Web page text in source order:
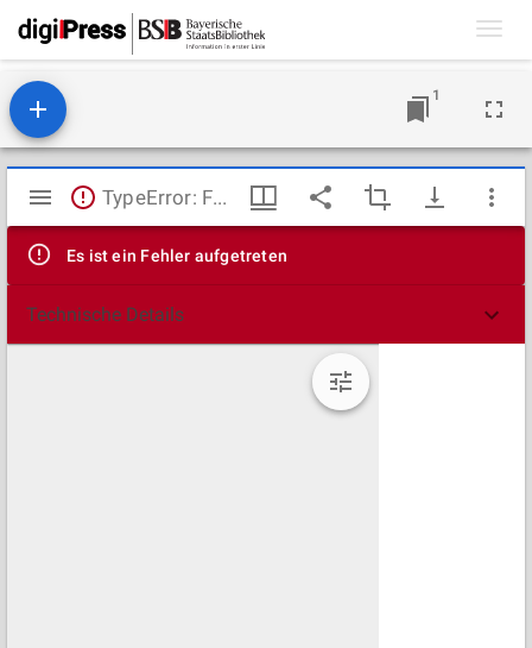
1
Mirador
Viewer
TypeError: Failed to fetch
Es ist ein Fehler aufgetreten
Technische Details